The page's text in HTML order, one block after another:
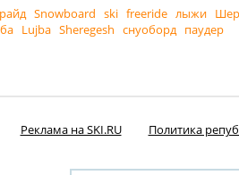
Snowboard ski freeride лыжи
Lujba Sheregesh снуоборд паудер
Реклама на SKI.RU Политика